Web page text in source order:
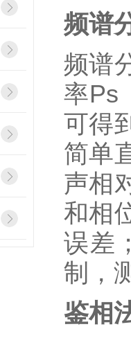
频谱
频谱
率Ps
可得
简单
声相
和相
误差
制，
鉴相